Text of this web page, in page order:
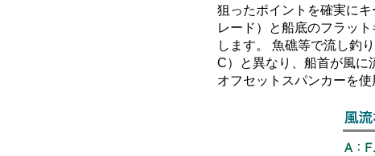
狙ったポイントを確実に
レード）と船底のフラッ
します。 魚礁等で流し釣
C）と異なり、船首が風に
オフセットスパンカーを